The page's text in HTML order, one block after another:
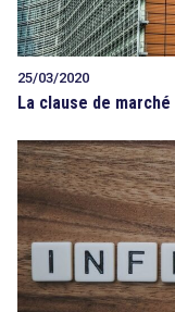
25/03/2020
La clause de